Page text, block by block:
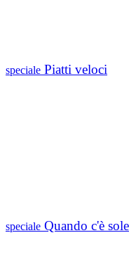
speciale Piatti veloci
speciale Quando c'è sole